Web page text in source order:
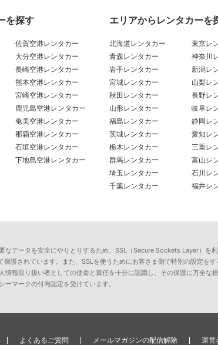
を探す
佐賀空港レンタカー
大分空港レンタカー
長崎空港レンタカー
熊本空港レンタカー
宮崎空港レンタカー
鹿児島空港レンタカー
奄美空港レンタカー
那覇空港レンタカー
石垣空港レンタカー
下地島空港レンタカー
エリアからレンタカーを
北海道レンタカー
青森レンタカー
岩手レンタカー
宮城レンタカー
秋田レンタカー
山形レンタカー
福島レンタカー
茨城レンタカー
栃木レンタカー
群馬レンタカー
埼玉レンタカー
千葉レンタカー
東京レ
神奈川
新潟レ
山梨レ
長野レ
岐阜レ
静岡レ
愛知レ
三重レ
富山レ
石川レ
福井レ
なデータを安全にやりとりするため、SSL（Secure Sockets Layer）を
護されています。また、SSLを使うためにお客さま側で特別の設定をす
情報取り扱い者としての使命と責任を十分に認識し、その保護に万全
マークの付与認定を受けています。
よくあるご質問 メールマガジンの配信解除 運営